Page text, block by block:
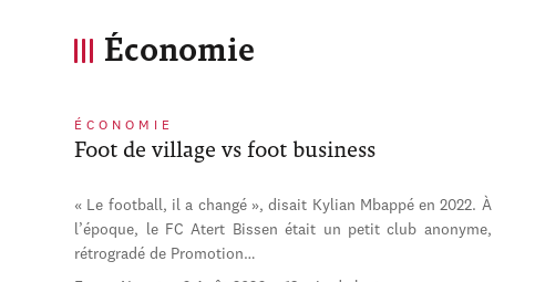
Économie
ÉCONOMIE
Foot de village vs foot business
« Le football, il a changé », disait Kylian Mbappé en 2022. À
l’époque, le FC Atert Bissen était un petit club anonyme,
rétrogradé de Promotion…